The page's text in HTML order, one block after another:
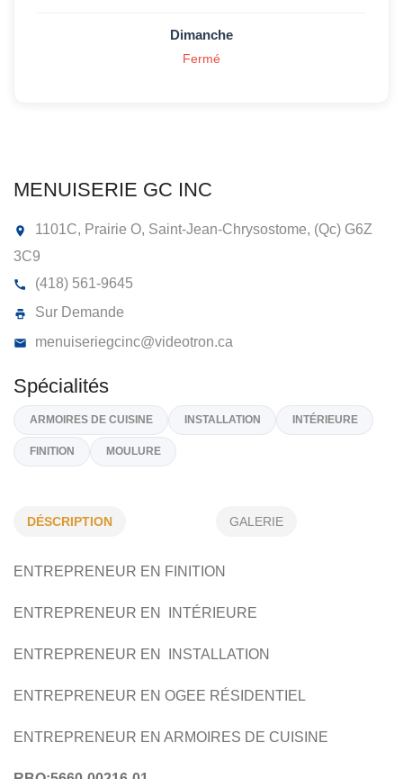
MENUISERIE GC INC
3C9
Sur Demande
ARMOIRES DE CUISINE INSTALLATION
FINITION MOULURE
DÉSCRIPTION GALERIE
ENTREPRENEUR EN FINITION
ENTREPRENEUR EN INTÉRIEURE
ENTREPRENEUR EN INSTALLATION
ENTREPRENEUR EN OGEE RÉSIDENTIEL
ENTREPRENEUR EN ARMOIRES DE CUISINE
Dimanche
Fermé